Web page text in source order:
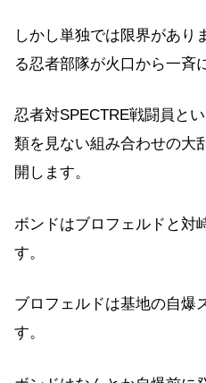
しかし単独では限界があ
る忍者部隊が火口から一斉
忍者対SPECTRE戦闘員と
類を見ない組み合わせの大
開します。
ボンドはブロフェルドと対
す。
ブロフェルドは基地の自爆
す。